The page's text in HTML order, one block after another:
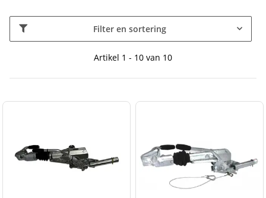
Filter en sortering
Artikel 1 - 10 van 10